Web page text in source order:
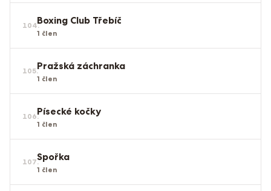
104.Boxing Club Třebíč
1 člen
105.Pražská záchranka
1 člen
106.Písecké kočky
1 člen
107.Spořka
1 člen